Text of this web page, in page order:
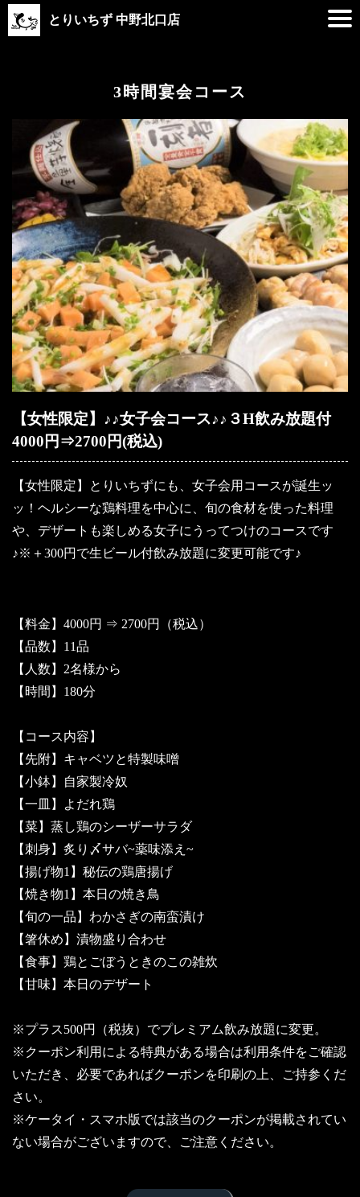
とりいちず 中野北口店
3時間宴会コース
【女性限定】♪♪女子会コース♪♪３H飲み放題付
4000円⇒2700円(税込)
【女性限定】とりいちずにも、女子会用コースが誕生ッ
ッ！ヘルシーな鶏料理を中心に、旬の食材を使った料理
や、デザートも楽しめる女子にうってつけのコースです
♪※＋300円で生ビール付飲み放題に変更可能です♪
【料金】4000円 ⇒ 2700円（税込）
【品数】11品
【人数】2名様から
【時間】180分
【コース内容】
【先附】キャベツと特製味噌
【小鉢】自家製冷奴
【一皿】よだれ鶏
【菜】蒸し鶏のシーザーサラダ
【刺身】炙り〆サバ~薬味添え~
【揚げ物1】秘伝の鶏唐揚げ
【焼き物1】本日の焼き鳥
【旬の一品】わかさぎの南蛮漬け
【箸休め】漬物盛り合わせ
【食事】鶏とごぼうときのこの雑炊
【甘味】本日のデザート
※プラス500円（税抜）でプレミアム飲み放題に変更。
※クーポン利用による特典がある場合は利用条件をご確認
いただき、必要であればクーポンを印刷の上、ご持参くだ
さい。
※ケータイ・スマホ版では該当のクーポンが掲載されてい
ない場合がございますので、ご注意ください。